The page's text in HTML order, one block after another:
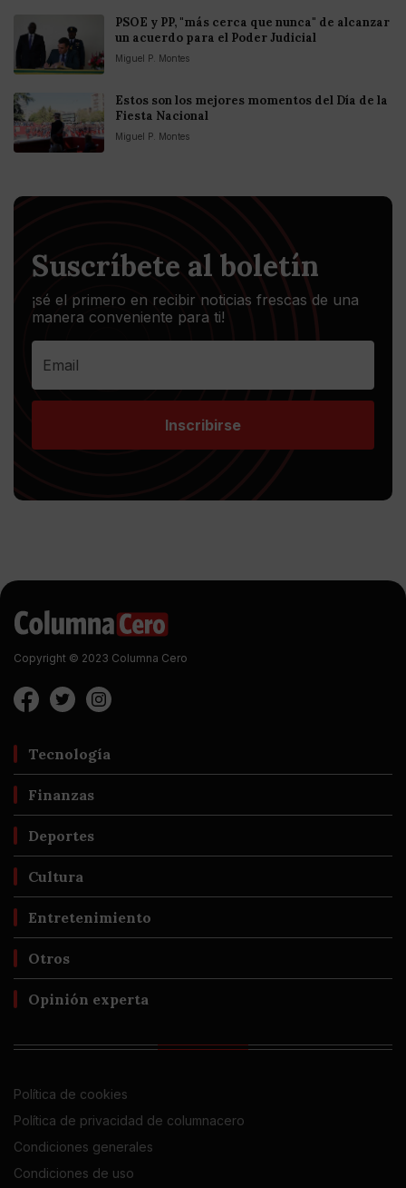
PSOE y PP, "más cerca que nunca" de alcanzar
un acuerdo para el Poder Judicial
Miguel P. Montes
Estos son los mejores momentos del Día de la
Fiesta Nacional
Miguel P. Montes
Suscríbete al boletín
¡sé el primero en recibir noticias frescas de una
manera conveniente para ti!
Inscribirse
Copyright © 2023 Columna Cero
Tecnología
Finanzas
Deportes
Cultura
Entretenimiento
Otros
Opinión experta
Política de cookies
Política de privacidad de columnacero
Condiciones generales
Condiciones de uso